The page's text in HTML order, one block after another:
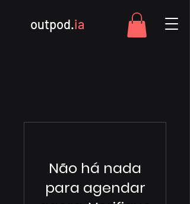
outpod.ia
Não há nada
para agendar